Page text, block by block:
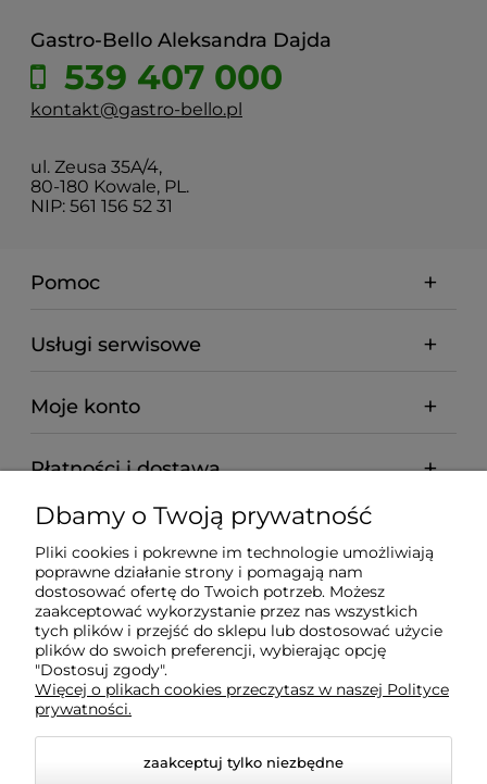
Gastro-Bello Aleksandra Dajda
539 407 000
kontakt@gastro-bello.pl
ul. Zeusa 35A/4,
80-180 Kowale, PL.
NIP: 561 156 52 31
Pomoc
Usługi serwisowe
Moje konto
Płatności i dostawa
Informacje
O nas
Wyposażenie Gastronomii - Projekty Technologiczne -
Sklep Gastronomiczny - Serwis Sprzętu
Gastronomicznego | Gdańsk - Trójmiasto - Pomorskie
Dbamy o Twoją prywatność
Pliki cookies i pokrewne im technologie umożliwiają
poprawne działanie strony i pomagają nam
dostosować ofertę do Twoich potrzeb. Możesz
zaakceptować wykorzystanie przez nas wszystkich
tych plików i przejść do sklepu lub dostosować użycie
plików do swoich preferencji, wybierając opcję
"Dostosuj zgody".
Więcej o plikach cookies przeczytasz w naszej Polityce
prywatności.
zaakceptuj tylko niezbędne